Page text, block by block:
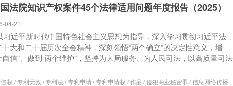
法院知识产权案件45个法律适用问题年度报告（2025）
04-21
习近平新时代中国特色社会主义思想为指导，深入学习贯彻习近平法
大和二十届历次全会精神，深刻领悟“两个确立”的决定性意义，增
自信”、做到“两个维护”，坚持为大局服务、为人民司法，以高质量司法
权 /专利无效 /专利法 /专利申请/专利申请权 /作品 /侵犯商业秘密罪 /信息网络传播